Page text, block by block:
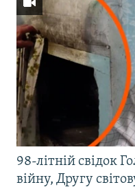
98-літній свідок
війну, Другу